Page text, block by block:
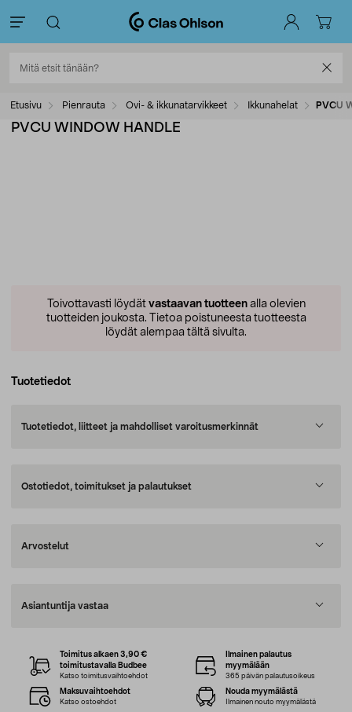
Etusivu Pienrauta Ovi- & ikkunatarvikkeet Ikkunahelat PVCU
PVCU WINDOW HANDLE
Toivottavasti löydät vastaavan tuotteenalla olevien
tuotteiden joukosta. Tietoa poistuneesta tuotteesta
löydät alempaa tältä sivulta.
Tuotetiedot
Tuotetiedot, liitteet ja mahdolliset varoitusmerkinnät
Ostotiedot, toimitukset ja palautukset
Arvostelut
Asiantuntija vastaa
Toimitus alkaen 3,90 €
toimitustavalla Budbee
Katso toimitusvaihtoehdot
Ilmainen palautus
myymälään
365 päivän palautusoikeus
Maksuvaihtoehdot
Katso ostoehdot
Nouda myymälästä
Ilmainen nouto myymälästä